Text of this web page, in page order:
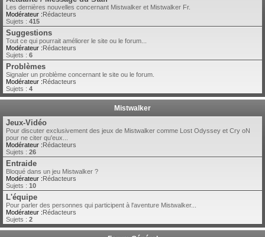
Les dernières nouvelles concernant Mistwalker et Mistwalker Fr.
Modérateur :Rédacteurs
Sujets : 415
Suggestions
Tout ce qui pourrait améliorer le site ou le forum...
Modérateur :Rédacteurs
Sujets : 6
Problèmes
Signaler un problème concernant le site ou le forum.
Modérateur :Rédacteurs
Sujets : 4
Mistwalker
Jeux-Vidéo
Pour discuter exclusivement des jeux de Mistwalker comme Lost Odyssey et Cry oN
pour ne citer qu'eux...
Modérateur :Rédacteurs
Sujets : 26
Entraide
Bloqué dans un jeu Mistwalker ?
Modérateur :Rédacteurs
Sujets : 10
L'équipe
Pour parler des personnes qui participent à l'aventure Mistwalker...
Modérateur :Rédacteurs
Sujets : 2